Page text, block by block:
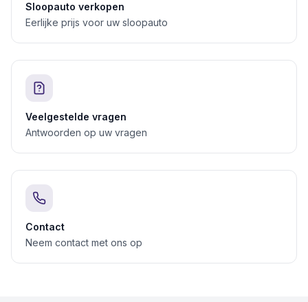
Sloopauto verkopen
Eerlijke prijs voor uw sloopauto
Veelgestelde vragen
Antwoorden op uw vragen
Contact
Neem contact met ons op